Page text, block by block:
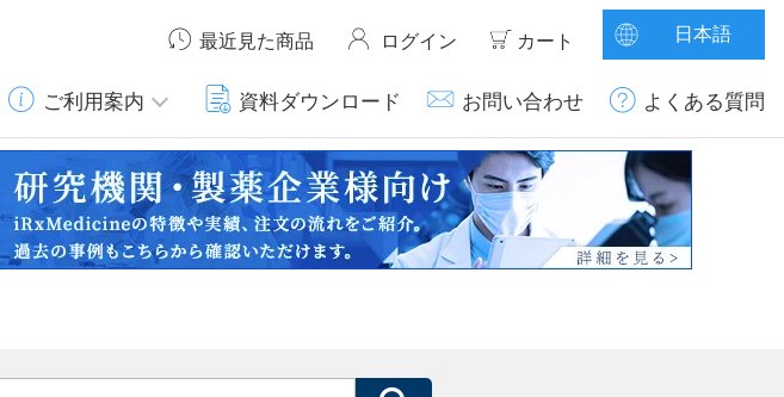
最近見た商品 ログイン カート 日本語
ご利用案内 資料ダウンロード お問い合わせ よくある質問